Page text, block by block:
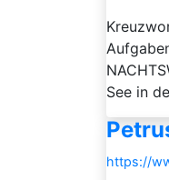
See in
https://